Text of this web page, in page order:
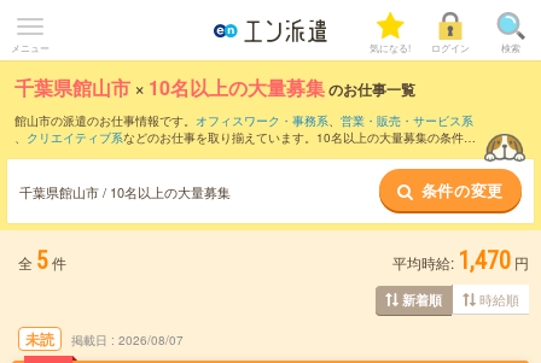
メニュー 気になる! ログイン 検索
千葉県館山市 × 10名以上の大量募集のお仕事一覧
館山市の派遣のお仕事情報です。 オフィスワーク・事務系、 営業・販売・サービス系
、 クリエイティブ系などのお仕事を取り揃えています。10名以上の大量募集の条件の
千葉県館山市 / 10名以上の大量募集 条件の変更
全 5件 平均時給: 1,470 円
新着順 時給順
未読 掲載日 2026/08/07